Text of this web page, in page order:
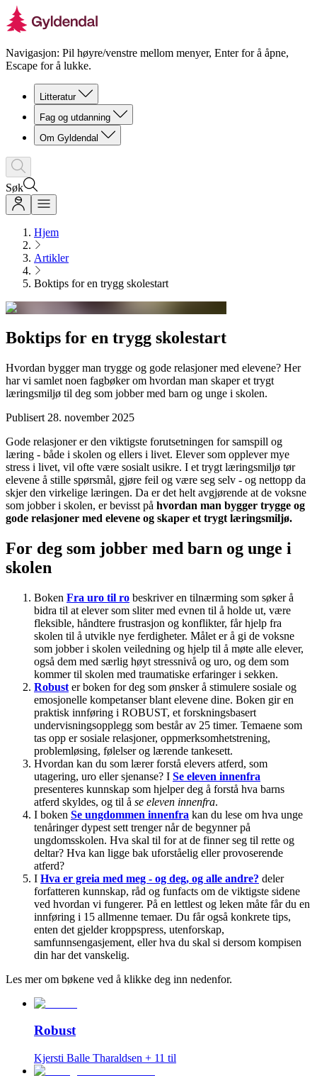
Navigasjon: Pil høyre/venstre mellom menyer, Enter for å åpne,
Escape for å lukke.
Litteratur
Fag og utdanning
Om Gyldendal
Søk
Hjem
Artikler
Boktips for en trygg skolestart
Boktips for en trygg skolestart
Hvordan bygger man trygge og gode relasjoner med elevene? Her
har vi samlet noen fagbøker om hvordan man skaper et trygt
læringsmiljø til deg som jobber med barn og unge i skolen.
Publisert 28. november 2025
Gode relasjoner er den viktigste forutsetningen for samspill og
læring - både i skolen og ellers i livet. Elever som opplever mye
stress i livet, vil ofte være sosialt usikre. I et trygt læringsmiljø tør
elevene å stille spørsmål, gjøre feil og være seg selv - og nettopp da
skjer den virkelige læringen. Da er det helt avgjørende at de voksne
som jobber i skolen, er bevisst på hvordan man bygger trygge og
gode relasjoner med elevene og skaper et trygt læringsmiljø.
For deg som jobber med barn og unge i
skolen
Boken Fra uro til ro beskriver en tilnærming som søker å
bidra til at elever som sliter med evnen til å holde ut, være
fleksible, håndtere frustrasjon og konflikter, får hjelp fra
skolen til å utvikle nye ferdigheter. Målet er å gi de voksne
som jobber i skolen veiledning og hjelp til å møte alle elever,
også dem med særlig høyt stressnivå og uro, og dem som
kommer til skolen med traumatiske erfaringer i sekken.
Robust er boken for deg som ønsker å stimulere sosiale og
emosjonelle kompetanser blant elevene dine. Boken gir en
praktisk innføring i ROBUST, et forskningsbasert
undervisningsopplegg som består av 25 timer. Temaene som
tas opp er sosiale relasjoner, oppmerksomhetstrening,
problemløsing, følelser og lærende tankesett.
Hvordan kan du som lærer forstå elevers atferd, som
utagering, uro eller sjenanse? I Se eleven innenfra
presenteres kunnskap som hjelper deg å forstå hva barns
atferd skyldes, og til å se eleven innenfra.
I boken Se ungdommen innenfra kan du lese om hva unge
tenåringer dypest sett trenger når de begynner på
ungdomsskolen. Hva skal til for at de finner seg til rette og
deltar? Hva kan ligge bak uforståelig eller provoserende
atferd?
I Hva er greia med meg - og deg, og alle andre? deler
forfatteren kunnskap, råd og funfacts om de viktigste sidene
ved hvordan vi fungerer. På en lettlest og leken måte får du en
innføring i 15 allmenne temaer. Du får også konkrete tips,
enten det gjelder kroppspress, utenforskap,
samfunnsengasjement, eller hva du skal si dersom kompisen
din har det vanskelig.
Les mer om bøkene ved å klikke deg inn nedenfor.
Robust
Kjersti Balle Tharaldsen + 11 til